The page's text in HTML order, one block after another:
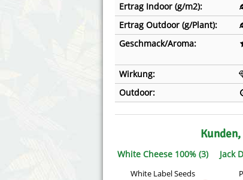
Ertrag Indoor (g/m2):
Ertrag Outdoor (g/Plant):
Geschmack/Aroma:
Wirkung:
Outdoor:
White Cheese 100% (3)
White Label Seeds
Jack